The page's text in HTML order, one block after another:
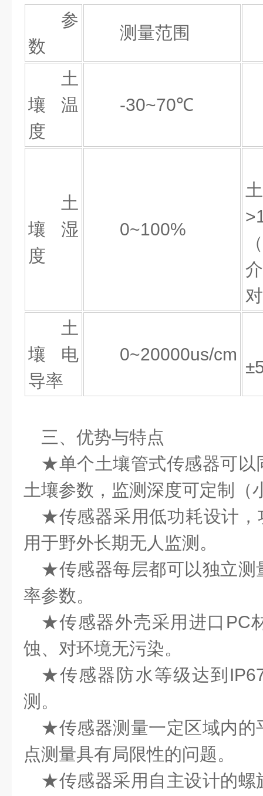
参
数
测量范围
土
壤温
度
-30~70℃
土
壤湿
度
0~100%
土
壤电
导率
0~20000us/cm
三、优势与特点
★单个土壤管式传感器可以
土壤参数，监测深度可定制（
★传感器采用低功耗设计，
用于野外长期无人监测。
★传感器每层都可以独立测
率参数。
★传感器外壳采用进口 PC
蚀、对环境无污染。
★传感器防水等级达到
测。
★传感器测量一定区域内的
点测量具有局限性的问题。
★传感器采用自主设计的螺